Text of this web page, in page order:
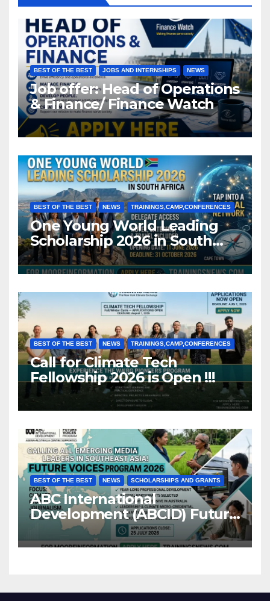
BEST OF THE BEST JOBS AND INTERNSHIPS NEWS
Job offer: Head of Operations
& Finance/ Finance Watch
BEST OF THE BEST NEWS TRAININGS,CAMP,CONFERENCES
One Young World Leading
Scholarship 2026 in South
Africa (Fully Funded)
BEST OF THE BEST NEWS TRAININGS,CAMP,CONFERENCES
Call for Climate Tech
Fellowship 2026 is Open !!!
BEST OF THE BEST NEWS SCHOLARSHIPS AND GRANTS
ABC International
Development (ABCID) Future
Voices Program 2026